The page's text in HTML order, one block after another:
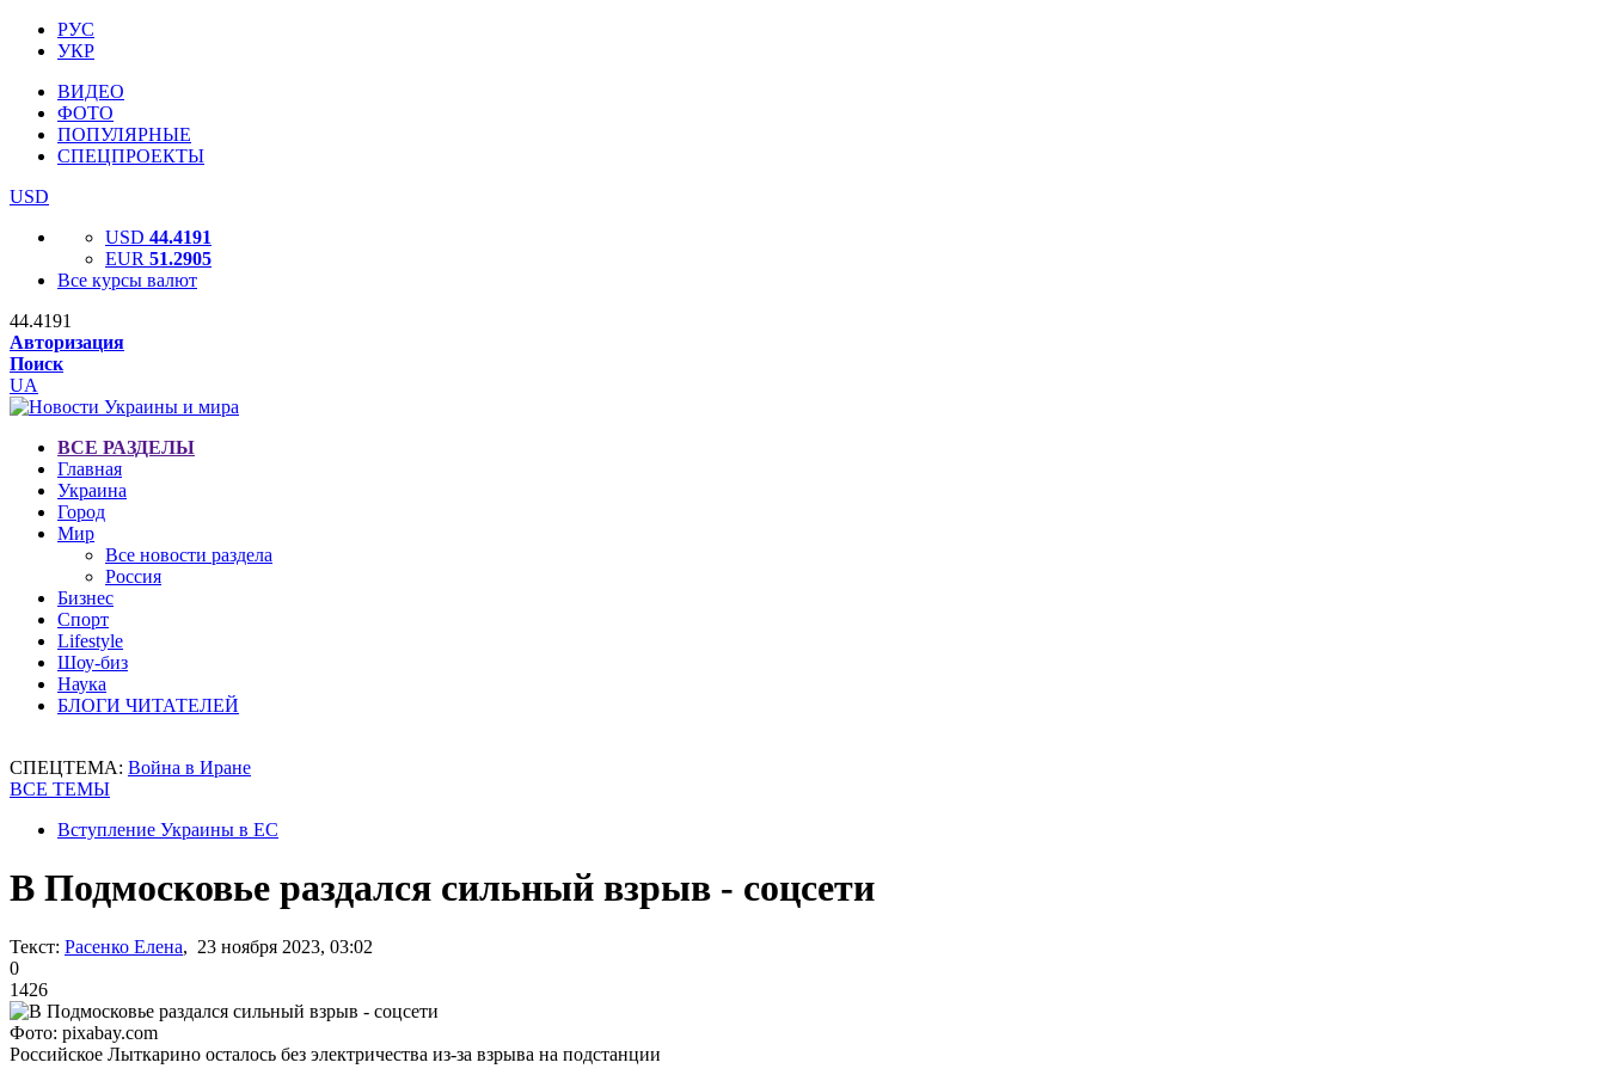
РУС
УКР
ВИДЕО
ФОТО
ПОПУЛЯРНЫЕ
СПЕЦПРОЕКТЫ
USD
USD 44.4191
EUR 51.2905
Все курсы валют
44.4191
Авторизация
Поиск
UA
ВСЕ РАЗДЕЛЫ
Главная
Украина
Город
Мир
Все новости раздела
Россия
Бизнес
Спорт
Lifestyle
Шоу-биз
Наука
БЛОГИ ЧИТАТЕЛЕЙ
СПЕЦТЕМА: Война в Иране
ВСЕ ТЕМЫ
Вступление Украины в ЕС
В Подмосковье раздался сильный взрыв - соцсети
Текст: Расенко Елена, 23 ноября 2023, 03:02
0
1426
Фото: pixabay.com
Российское Лыткарино осталось без электричества из-за взрыва на подстанции